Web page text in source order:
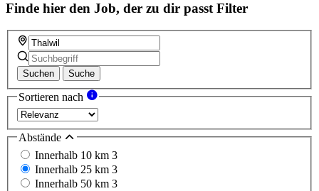
Finde hier den Job, der zu dir passt Filter
Suchen Suche
Sortieren nach
Abstände
Innerhalb 10 km 3
Innerhalb 25 km 3
Innerhalb 50 km 3